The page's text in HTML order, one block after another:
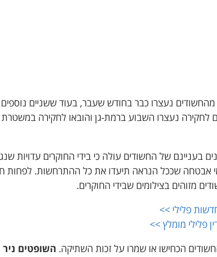
מהחשודים נעצרו כבר בחודש שעבר, בעוד ששניים נוספים
לחקירה נעצרו השבוע ברמת-גן והובאו לחקירה במשטרת
בעניינם של החשודים עולה כי בידי החוקרים עדויות
אבטחה שככל הנראה תיעדו את כל ההתרחשות. לפחות
מזוהים בצילומים שבידי החוקרים.
פלילי >>
פלילי מומלץ >>
הכחישו או שמרו על זכות השתיקה. השופטים ניר